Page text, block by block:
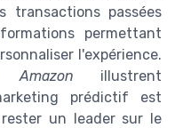
passées
permettant
l'expérience.
Amazon illustrent
prédictif est
un leader sur le